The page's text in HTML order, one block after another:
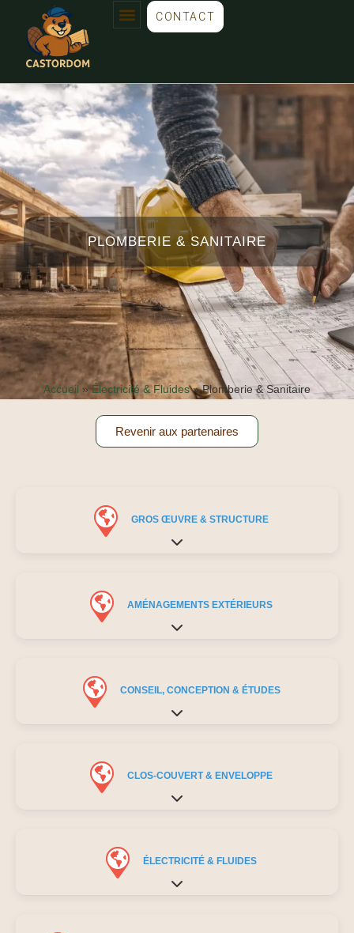
CONTACT
PLOMBERIE & SANITAIRE
Accueil »Électricité & Fluides»Plomberie & Sanitaire
Revenir aux partenaires
GROS ŒUVRE & STRUCTURE
Expand sub-categories
AMÉNAGEMENTS EXTÉRIEURS
Expand sub-categories
CONSEIL, CONCEPTION & ÉTUDES
Expand sub-categories
CLOS-COUVERT & ENVELOPPE
Expand sub-categories
ÉLECTRICITÉ & FLUIDES
Expand sub-categories